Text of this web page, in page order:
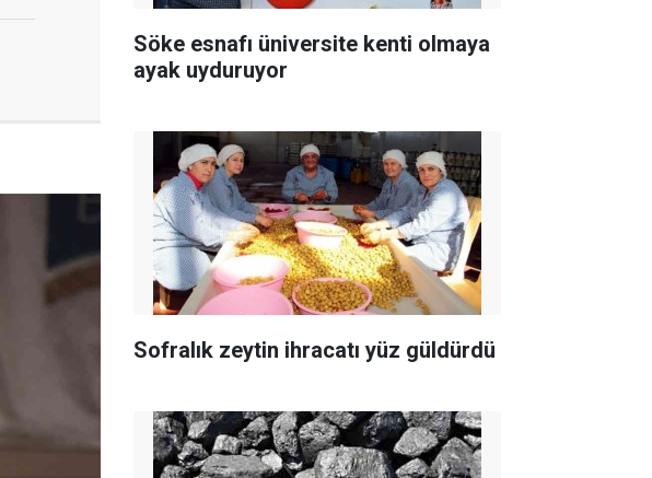
Söke esnafı üniversite kenti olmaya
ayak uyduruyor
Sofralık zeytin ihracatı yüz güldürdü